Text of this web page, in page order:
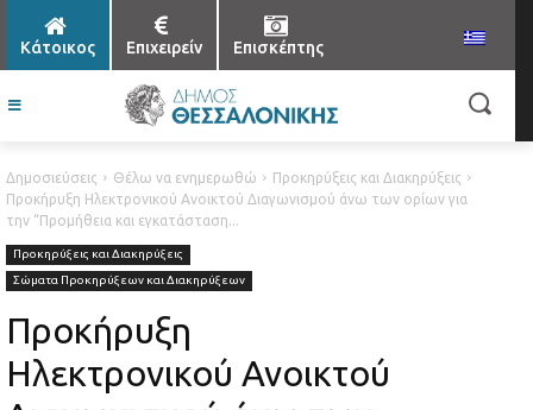
Κάτοικος Επιχειρείν Επισκέπτης
Δημοσιεύσεις Θέλω να ενημερωθώ
Προκηρύξεις και Διακηρύξεις
Προκήρυξη Ηλεκτρονικού Ανοικτού Διαγωνισμού άνω των ορίων για
την “Προμήθεια και εγκατάσταση...
Προκηρύξεις και Διακηρύξεις
Σώματα Προκηρύξεων και Διακηρύξεων
Προκήρυξη
Ηλεκτρονικού Ανοικτού